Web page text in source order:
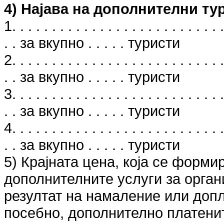
4) Најава на дополнителни
1. . . . . . . . . . . . . . . . . . . . . . . . .
. . за вкупно . . . . . туристи
2. . . . . . . . . . . . . . . . . . . . . . . . .
. . за вкупно . . . . . туристи
3. . . . . . . . . . . . . . . . . . . . . . . . .
. . за вкупно . . . . . туристи
4. . . . . . . . . . . . . . . . . . . . . . . . .
. . за вкупно . . . . . туристи
5) Крајната цена, која се
дополнителните услуги за
резултат на намаление или
посебно, дополнително